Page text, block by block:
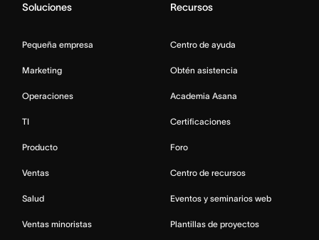
Soluciones
Pequeña empresa
Marketing
Operaciones
TI
Producto
Ventas
Salud
Ventas minoristas
Recursos
Centro de ayuda
Obtén asistencia
Academia Asana
Certificaciones
Foro
Centro de recursos
Eventos y seminarios web
Plantillas de proyectos